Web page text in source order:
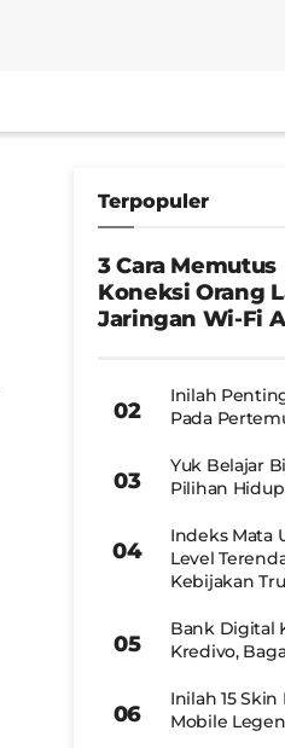
Terpopuler
3 Cara Memutus
Koneksi Orang
Jaringan Wi-Fi
Inilah
Pada
Yuk Belajar
Pilihan
Indeks Mata
Level
Kebijakan
Bank Digital
Kredivo,
Inilah 15
Mobile